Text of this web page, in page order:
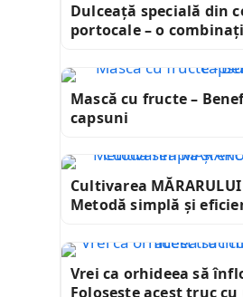
Dulceață specială din
portocale – o
Mască cu fructe –
capsuni
Cultivarea
Metodă simplă și
Vrei ca orhideea să
Folosește acest truc